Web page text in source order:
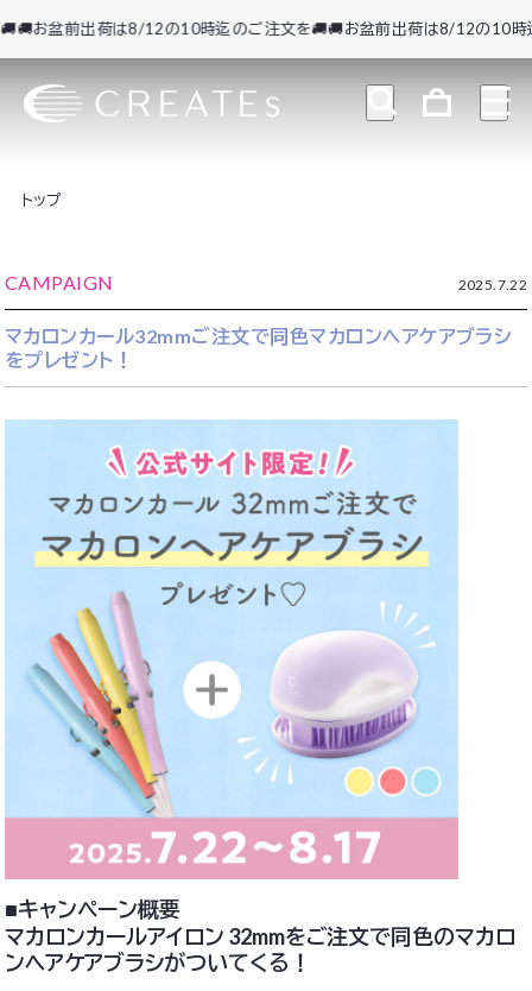
お盆前出荷は8/12の10時迄のご注文を🚚🚚お盆前出荷は8/12の10時迄
トップ
CAMPAIGN 2025.7.22
マカロンカール32mmご注文で同色マカロンヘアケアブラシ
をプレゼント！
■キャンペーン概要
マカロンカールアイロン 32mmをご注文で同色のマカロ
ンヘアケアブラシがついてくる！